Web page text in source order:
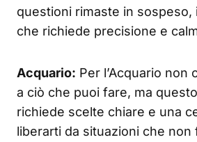
questioni rimaste in sospeso,
che richiede precisione e
Acquario: Per l’Acquario non
a ciò che puoi fare, ma
richiede scelte chiare e una
liberarti da situazioni che non